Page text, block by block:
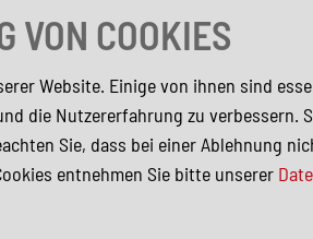
VON COOKIES
Website. Einige von ihnen sind
die Nutzererfahrung zu verbessern.
Sie, dass bei einer Ablehnung
entnehmen Sie bitte unserer